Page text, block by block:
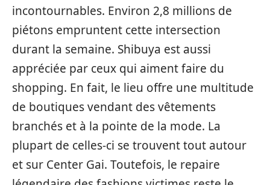
incontournables. Environ 2,8 millions de
piétons empruntent cette intersection
durant la semaine. Shibuya est aussi
appréciée par ceux qui aiment faire du
shopping. En fait, le lieu offre une multitude
de boutiques vendant des vêtements
branchés et à la pointe de la mode. La
plupart de celles-ci se trouvent tout autour
et sur Center Gai. Toutefois, le repaire